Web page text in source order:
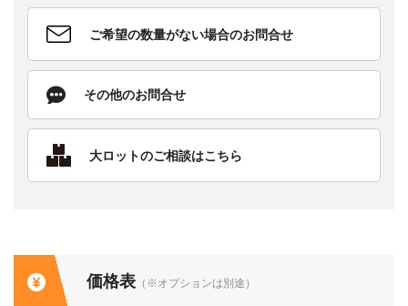
ご希望の数量がない場合のお問合せ
その他のお問合せ
大ロットのご相談はこちら
価格表 （※オプションは別途）